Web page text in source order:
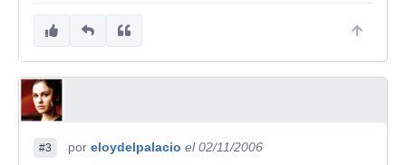
#3 por eloydelpalacio el 02/11/2006